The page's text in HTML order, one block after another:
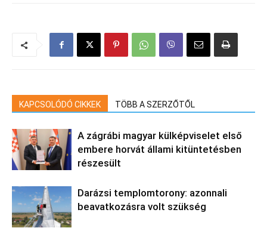
KAPCSOLÓDÓ CIKKEK TÖBB A SZERZŐTŐL
A zágrábi magyar külképviselet első
embere horvát állami kitüntetésben
részesült
Darázsi templomtorony: azonnali
beavatkozásra volt szükség